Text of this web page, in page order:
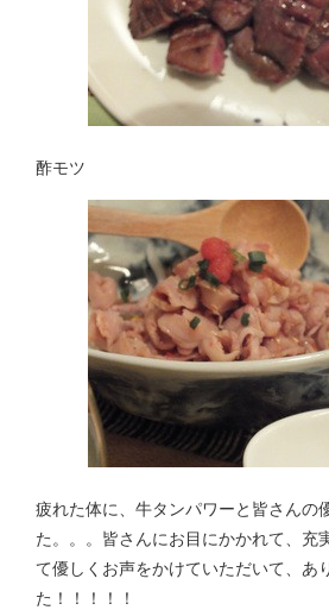
酢モツ
疲れた体に、牛タンパワーと皆さんの
た。。。皆さんにお目にかかれて、充
て優しくお声をかけていただいて、あ
た！！！！！